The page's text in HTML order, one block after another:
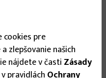
cookies pre
zlepšovanie našich
nájdete v časti Zásady
pravidlách Ochrany